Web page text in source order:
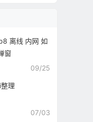
离线 内网 如
窗
09/25
理
07/03